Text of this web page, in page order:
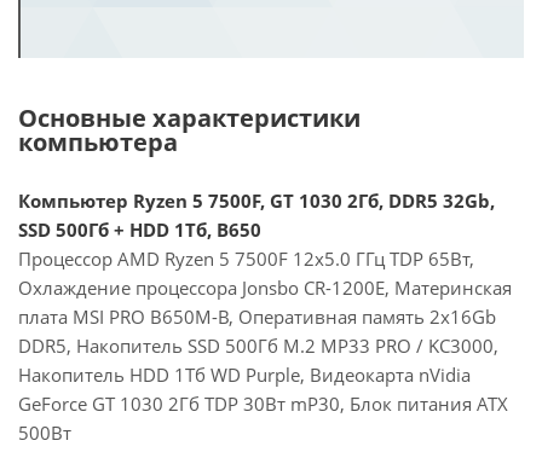
Основные характеристики
компьютера
Компьютер Ryzen 5 7500F, GT 1030 2Гб, DDR5 32Gb,
SSD 500Гб + HDD 1Тб, B650
Процессор AMD Ryzen 5 7500F 12x5.0 ГГц TDP 65Вт,
Охлаждение процессора Jonsbo CR-1200E, Материнская
плата MSI PRO B650M-B, Оперативная память 2x16Gb
DDR5, Накопитель SSD 500Гб M.2 MP33 PRO / KC3000,
Накопитель HDD 1Тб WD Purple, Видеокарта nVidia
GeForce GT 1030 2Гб TDP 30Вт mP30, Блок питания ATX
500Вт